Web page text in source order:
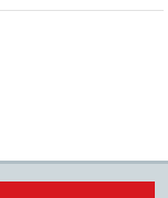
তার ছবি ব্যবহার
অভিযোগ করেন,
এবং এক সাংবাদিকের
হয়েছে এবং কিছু